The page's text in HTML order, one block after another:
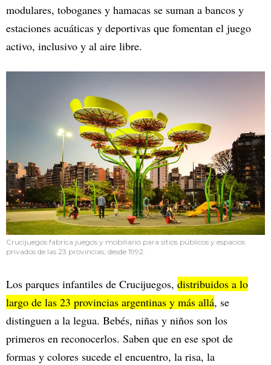
modulares, toboganes y hamacas se suman a bancos y
estaciones acuáticas y deportivas que fomentan el juego
activo, inclusivo y al aire libre.
Crucijuegos fabrica juegos y mobiliario para sitios públicos y espacios
privados de las 23 provincias, desde 1992.
Los parques infantiles de Crucijuegos, distribuidos a lo
largo de las 23 provincias argentinas y más allá, se
distinguen a la legua. Bebés, niñas y niños son los
primeros en reconocerlos. Saben que en ese spot de
formas y colores sucede el encuentro, la risa, la